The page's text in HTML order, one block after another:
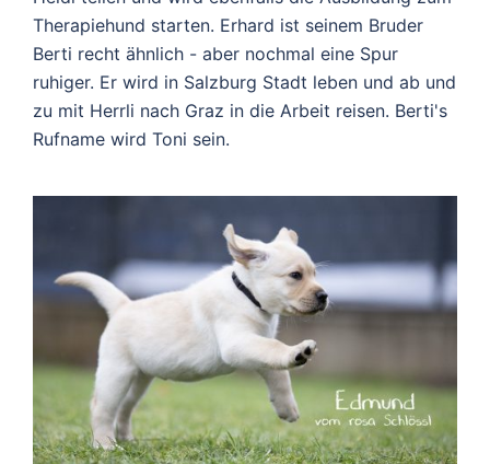
Therapiehund starten. Erhard ist seinem Bruder
Berti recht ähnlich - aber nochmal eine Spur
ruhiger. Er wird in Salzburg Stadt leben und ab und
zu mit Herrli nach Graz in die Arbeit reisen. Berti's
Rufname wird Toni sein.